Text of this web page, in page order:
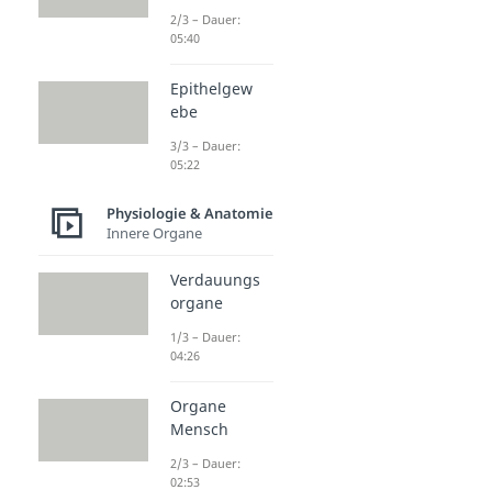
2/3 – Dauer:
05:40
Epithelgew
ebe
3/3 – Dauer:
05:22
Physiologie & Anatomie
Innere Organe
Verdauungs
organe
1/3 – Dauer:
04:26
Organe
Mensch
2/3 – Dauer:
02:53